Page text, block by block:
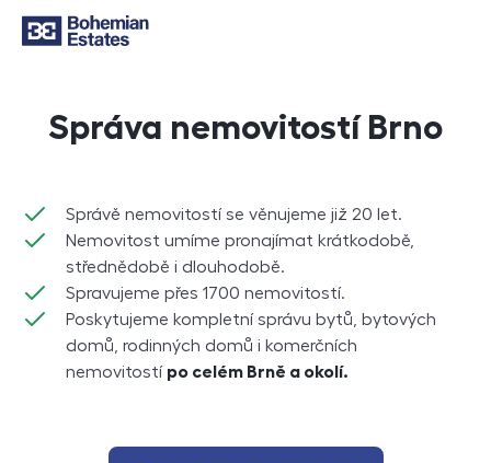
Správa nemovitostí Brno
Správě nemovitostí se věnujeme již 20 let.
Nemovitost umíme pronajímat krátkodobě,
střednědobě i dlouhodobě.
Spravujeme přes 1700 nemovitostí.
Poskytujeme kompletní správu bytů, bytových
domů, rodinných domů i komerčních
nemovitostí po celém Brně a okolí.